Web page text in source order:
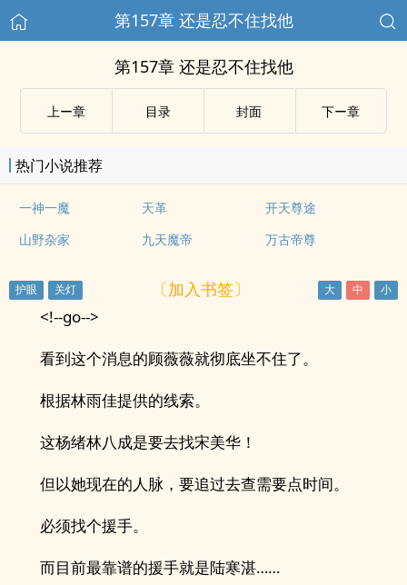
第157章 还是忍不住找他
第157章 还是忍不住找他
上ー章 目录 封面 下ー章
热门小说推荐
一神一魔 天革
开天尊途
山野杂家
九天魔帝 万古帝尊
〔加入书签〕
<!--go-->
看到这个消息的顾薇薇就彻底坐不住了。
根据林雨佳提供的线索。
这杨绪林八成是要去找宋美华！
但以她现在的人脉，要追过去查需要点时间。
必须找个援手。
而目前最靠谱的援手就是陆寒湛……